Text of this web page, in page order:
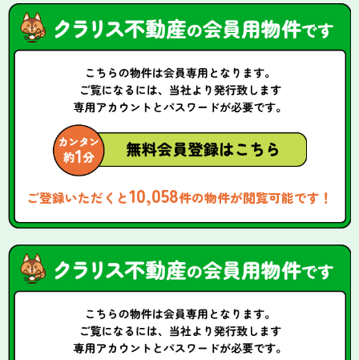
ご登録いただくと10,058件の物件が閲覧可能です！